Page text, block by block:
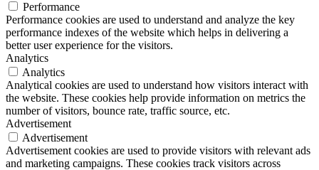
Performance
Performance cookies are used to understand and analyze the key
performance indexes of the website which helps in delivering a
better user experience for the visitors.
Analytics
Analytics
Analytical cookies are used to understand how visitors interact with
the website. These cookies help provide information on metrics the
number of visitors, bounce rate, traffic source, etc.
Advertisement
Advertisement
Advertisement cookies are used to provide visitors with relevant ads
and marketing campaigns. These cookies track visitors across